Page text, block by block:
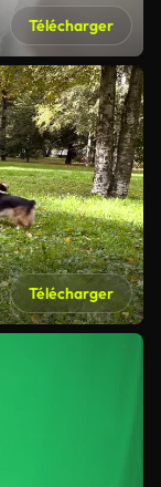
Télécharger
Télécharger